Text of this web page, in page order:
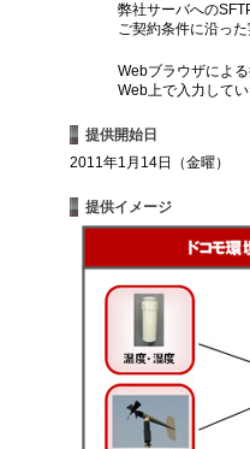
弊社サーバへの
ご契約条件に沿っ
Webブラウザによ
Web上で入力して
提供開始日
2011年1月14日（金曜）
提供イメージ